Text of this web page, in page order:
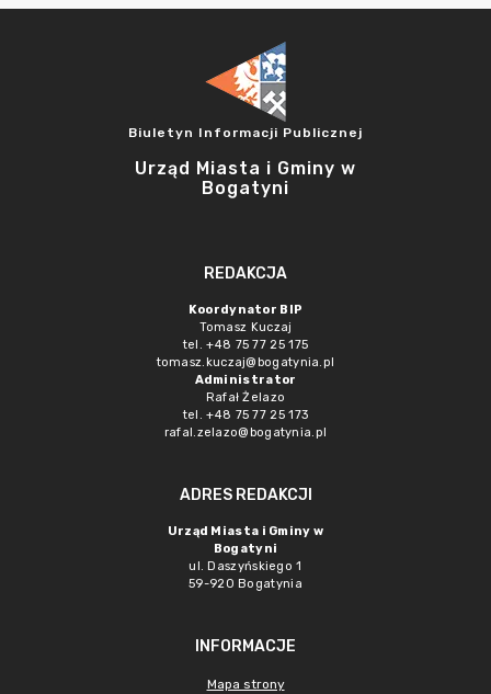
Biuletyn Informacji Publicznej
Urząd Miasta i Gminy w
Bogatyni
REDAKCJA
Koordynator BIP
Tomasz Kuczaj
tel. +48 75 77 25 175
tomasz.kuczaj@bogatynia.pl
Administrator
Rafał Żelazo
tel. +48 75 77 25 173
rafal.zelazo@bogatynia.pl
ADRES REDAKCJI
Urząd Miasta i Gminy w
Bogatyni
ul. Daszyńskiego 1
59-920 Bogatynia
INFORMACJE
Mapa strony